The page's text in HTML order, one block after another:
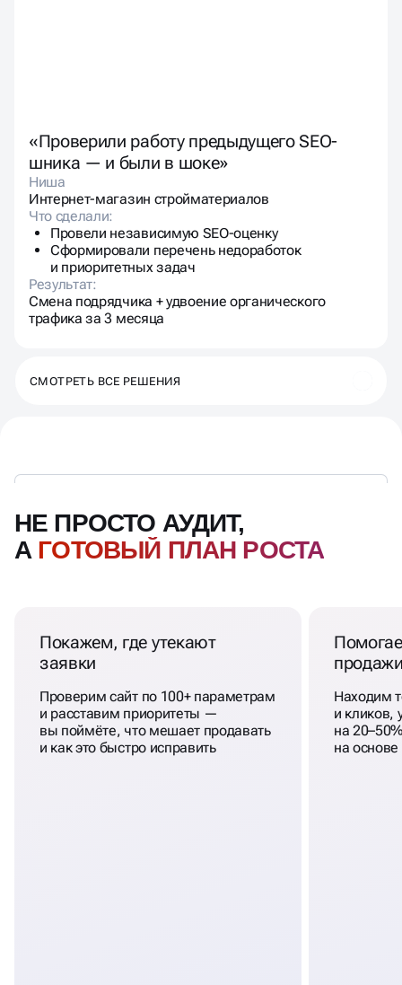
«Проверили работу предыдущего SEO-
шника — и были в шоке»
Ниша
Интернет-магазин стройматериалов
Что сделали:
Провели независимую SEO-оценку
Сформировали перечень недоработок
и приоритетных задач
Результат:
Смена подрядчика + удвоение органического
трафика за 3 месяца
СМОТРЕТЬ ВСЕ РЕШЕНИЯ
НЕ ПРОСТО АУДИТ,
А ГОТОВЫЙ ПЛАН РОСТА
Покажем, где утекают
заявки
Проверим сайт по 100+ параметрам
и расставим приоритеты —
вы поймёте, что мешает продавать
и как это быстро исправить
Находим
и кликов,
на
на